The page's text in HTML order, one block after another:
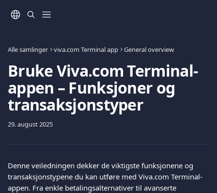
Alle samlinger viva.com Terminal app General overview
Bruke Viva.com Terminal-
appen – Funksjoner og
transaksjonstyper
29. august 2025
Denne veiledningen dekker de viktigste funksjonene og
transaksjonstypene du kan utføre med Viva.com Terminal-
appen. Fra enkle betalingsalternativer til avanserte